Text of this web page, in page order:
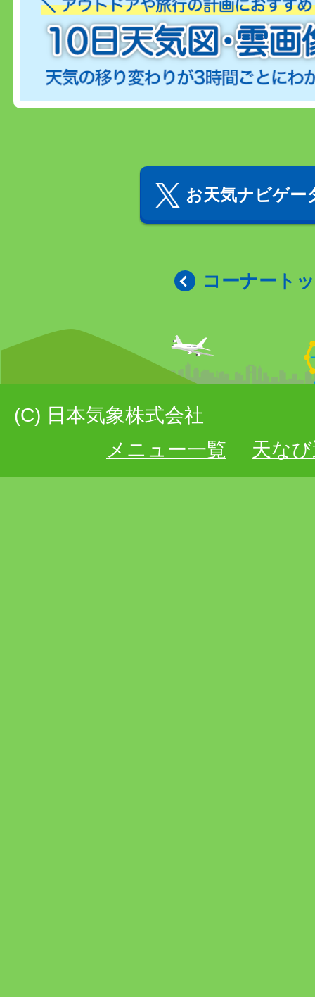
お天気ナビゲー
コーナート
(C) 日本気象株式会社
メニュー一覧
天な